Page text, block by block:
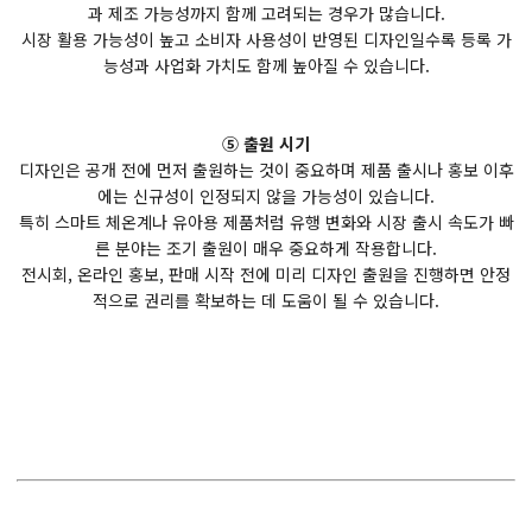
과 제조 가능성까지 함께 고려되는 경우가 많습니다.
시장 활용 가능성이 높고 소비자 사용성이 반영된 디자인일수록 등록 가
능성과 사업화 가치도 함께 높아질 수 있습니다.
⑤ 출원 시기
디자인은 공개 전에 먼저 출원하는 것이 중요하며 제품 출시나 홍보 이후
에는 신규성이 인정되지 않을 가능성이 있습니다.
특히 스마트 체온계나 유아용 제품처럼 유행 변화와 시장 출시 속도가 빠
른 분야는 조기 출원이 매우 중요하게 작용합니다.
전시회, 온라인 홍보, 판매 시작 전에 미리 디자인 출원을 진행하면 안정
적으로 권리를 확보하는 데 도움이 될 수 있습니다.